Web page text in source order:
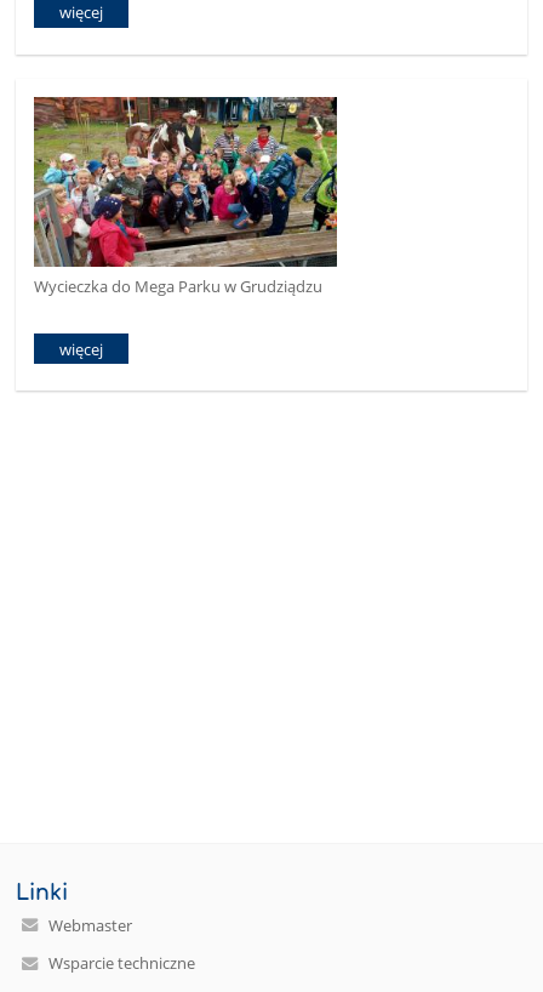
więcej
Wycieczka do Mega Parku w Grudziądzu
więcej
Linki
Webmaster
Wsparcie techniczne